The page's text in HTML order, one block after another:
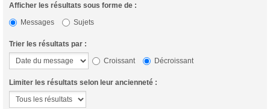
Afficher les résultats sous forme de :
Messages
Sujets
Trier les résultats par :
Croissant
Décroissant
Limiter les résultats selon leur ancienneté :